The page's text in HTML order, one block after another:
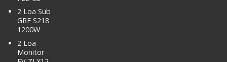
2 Loa Sub
GRF S218
1200W
2 Loa
Monitor